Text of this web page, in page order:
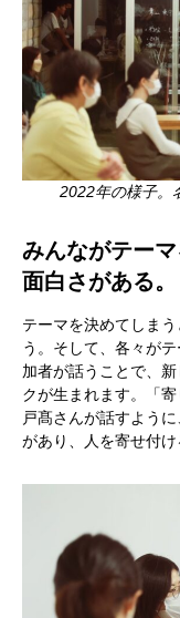
2022年の様子。
みんながテー
面白さがある。
テーマを決めてしま
う。そして、各々が
加者が話うことで、
クが生まれます。「
戸髙さんが話すよう
があり、人を寄せ付け